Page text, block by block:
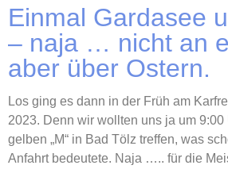
Einmal Gardasee
– naja … nicht an
aber über Ostern.
Los ging es dann in der Früh am
2023. Denn wir wollten uns ja um
gelben „M“ in Bad Tölz treffen, was
Anfahrt bedeutete. Naja ….. für die